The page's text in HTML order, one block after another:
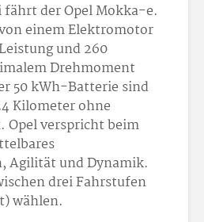
fährt der Opel Mokka-e.
einem Elektromotor
und 260
Drehmoment
50 kWh-Batterie sind
Kilometer ohne
Opel verspricht beim
Agilität und Dynamik.
drei Fahrstufen
wählen.